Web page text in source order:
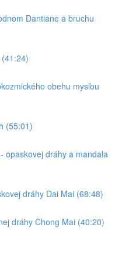
Dantiane a bruchu
obehu mysľou
(55:01)
opaskovej dráhy a mandala
dráhy Dai Mai (68:48)
dráhy Chong Mai (40:20)